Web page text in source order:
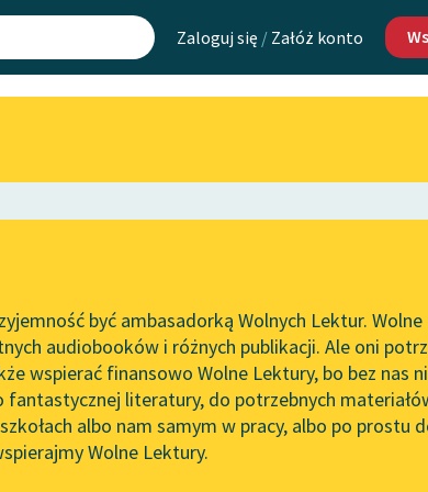
Zaloguj się / Załóż konto
do
Tunkiel
Mapa Wolnych Lektur
Leśmianator
API
OAI-PMH
Widget Wolnych Lektur
Kontakt
O projekcie
Zasady
Wolnych
Logotypy
Materiały
być ambasadorką Wolnych Lektur. Wolne
audiobooków i różnych publikacji. Ale oni
wspierać finansowo Wolne Lektury, bo bez nas
fantastycznej literatury, do potrzebnych
albo nam samym w pracy, albo po prostu
Wolne Lektury.